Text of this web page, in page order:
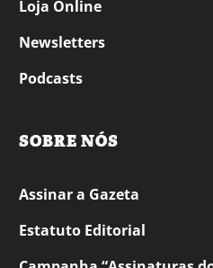
Loja Online
Newsletters
Podcasts
SOBRE NÓS
Assinar a Gazeta
Estatuto Editorial